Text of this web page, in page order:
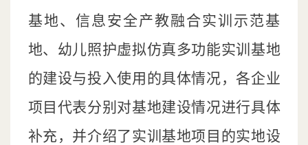
基地、信息安全产教融合实训示范基
地、幼儿照护虚拟仿真多功能实训基地
的建设与投入使用的具体情况，各企业
项目代表分别对基地建设情况进行具体
补充，并介绍了实训基地项目的实地设